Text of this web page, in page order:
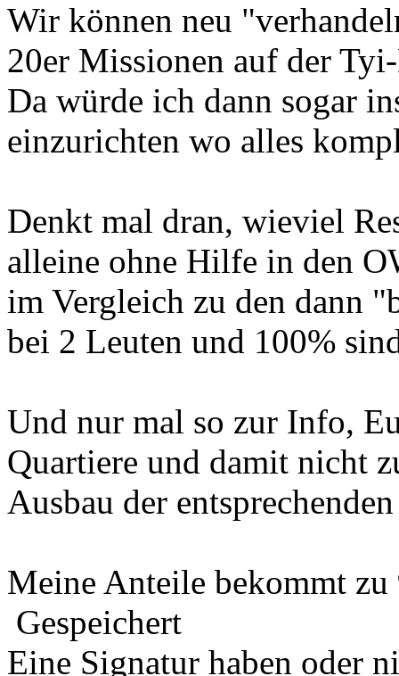
Wir können neu
20er Missionen auf der
Da würde ich dann sogar
einzurichten wo alles
Denkt mal dran, wieviel
alleine ohne Hilfe in den
im Vergleich zu den dann
bei 2 Leuten und 100%
Und nur mal so zur Info,
Quartiere und damit nicht
Ausbau der
Meine Anteile bekommt
Gespeichert
Eine Signatur haben oder